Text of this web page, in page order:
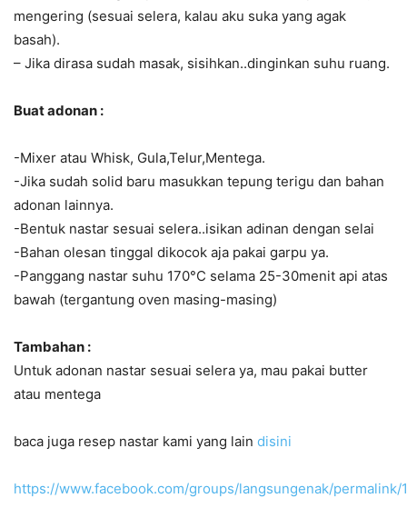
mengering (sesuai selera, kalau aku suka yang agak
basah).
– Jika dirasa sudah masak, sisihkan..dinginkan suhu ruang.
Buat adonan :
-Mixer atau Whisk, Gula,Telur,Mentega.
-Jika sudah solid baru masukkan tepung terigu dan bahan
adonan lainnya.
-Bentuk nastar sesuai selera..isikan adinan dengan selai
-Bahan olesan tinggal dikocok aja pakai garpu ya.
-Panggang nastar suhu 170°C selama 25-30menit api atas
bawah (tergantung oven masing-masing)
Tambahan :
Untuk adonan nastar sesuai selera ya, mau pakai butter
atau mentega
baca juga resep nastar kami yang lain disini
https://www.facebook.com/groups/langsungenak/